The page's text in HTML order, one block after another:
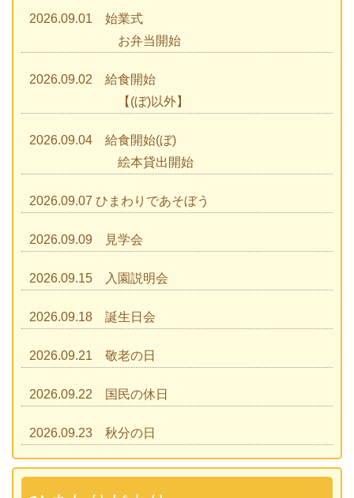
2026.09.01 始業式
お弁当開始
2026.09.02 給食開始
【(ぼ)以外】
2026.09.04 給食開始(ぼ)
絵本貸出開始
2026.09.07 ひまわりであそぼう
2026.09.09 見学会
2026.09.15 入園説明会
2026.09.18 誕生日会
2026.09.21 敬老の日
2026.09.22 国民の休日
2026.09.23 秋分の日
2026.09.28 運動会
準備説明会